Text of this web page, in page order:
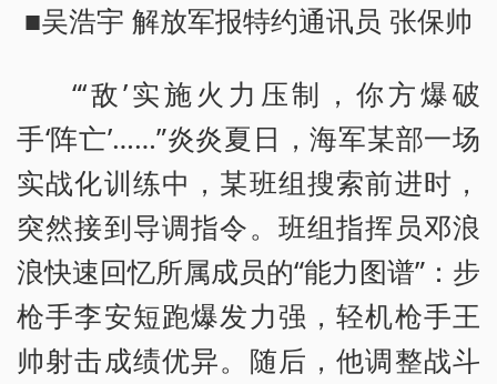
■吴浩宇 解放军报特约通讯员 张保帅
“‘敌’实施火力压制，你方爆破
手‘阵亡’……”炎炎夏日，海军某部一场
实战化训练中，某班组搜索前进时，
突然接到导调指令。班组指挥员邓浪
浪快速回忆所属成员的“能力图谱”：步
枪手李安短跑爆发力强，轻机枪手王
帅射击成绩优异。随后，他调整战斗